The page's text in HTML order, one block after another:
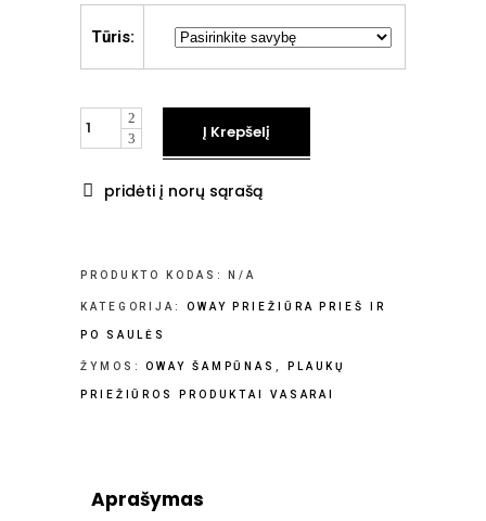
Tūris:
kiekis
Į Krepšelį
pridėti į norų sąrašą
PRODUKTO KODAS: N/A
KATEGORIJA: OWAY PRIEŽIŪRA PRIEŠ IR
PO SAULĖS
ŽYMOS:OWAY ŠAMPŪNAS PLAUKŲ
PRIEŽIŪROS PRODUKTAI VASARAI
Aprašymas